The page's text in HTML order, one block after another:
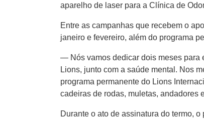
aparelho de laser para a Clínica de
Entre as campanhas que recebem o
janeiro e fevereiro, além do programa
— Nós vamos dedicar dois meses para
Lions, junto com a saúde mental. Nos
programa permanente do Lions
cadeiras de rodas, muletas,
Durante o ato de assinatura do termo,